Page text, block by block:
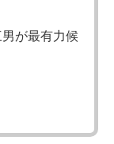
が最有力候